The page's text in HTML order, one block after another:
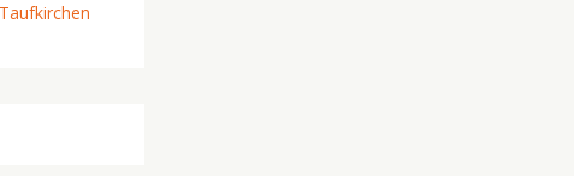
Taufkirchen